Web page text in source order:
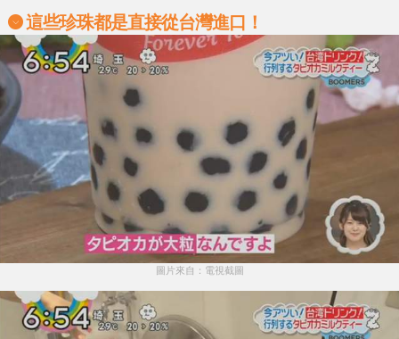
這些珍珠都是直接從台灣進口！
圖片來自：電視截圖